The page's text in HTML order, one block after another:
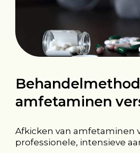
amfetaminen
Afkicken van amfetaminen
professionele, intensieve